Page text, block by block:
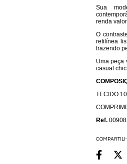
Sua
renda
O
retilínea
trazendo
Uma peça
casual
TECIDO
Ref.